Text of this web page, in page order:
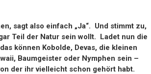
sagt also einfach „Ja“. Und stimmt zu,
Teil der Natur sein wollt. Ladet nun die
können Kobolde, Devas, die kleinen
Baumgeister oder Nymphen sein –
der ihr vielleicht schon gehört habt.